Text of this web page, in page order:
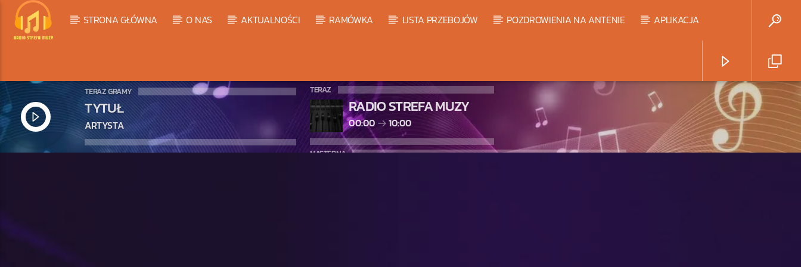
STRONA GŁÓWNA O NAS AKTUALNOŚCI RAMÓWKA LISTA PRZEBOJÓW POZDROWIENIA NA ANTENIE APLIKACJA
TERAZ GRAMY
TYTUŁ
ARTYSTA
TERAZ
RADIO STREFA MUZY
00:00 10:00
NASTĘPNA